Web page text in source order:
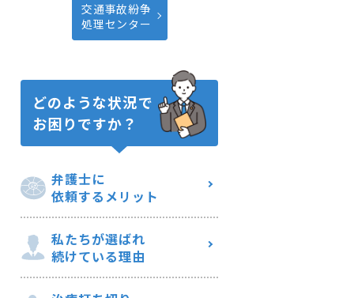
交通事故紛争
処理センター
どのような状況で
お困りですか？
弁護士に
依頼するメリット
私たちが選ばれ
続けている理由